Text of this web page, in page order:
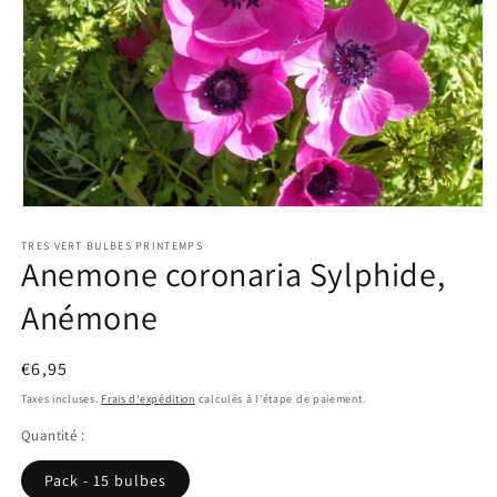
média
1
dans
fenêtre
modale
TRES VERT BULBES PRINTEMPS
Anemone coronaria Sylphide,
Anémone
Prix
habituel
€6,95
Taxes incluses. Frais d'expédition calculés à l'étape de paiement.
Quantité :
Pack - 15 bulbes